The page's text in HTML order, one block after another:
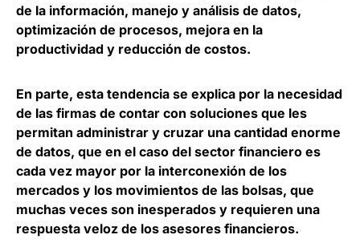
de la información, manejo y análisis de datos,
optimización de procesos, mejora en la
productividad y reducción de costos.
En parte, esta tendencia se explica por la necesidad
de las firmas de contar con soluciones que les
permitan administrar y cruzar una cantidad enorme
de datos, que en el caso del sector financiero es
cada vez mayor por la interconexión de los
mercados y los movimientos de las bolsas, que
muchas veces son inesperados y requieren una
respuesta veloz de los asesores financieros.